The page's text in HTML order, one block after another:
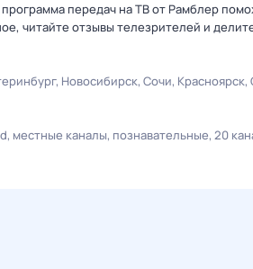
передач на ТВ от Рамблер
читайте отзывы телезрителей и
Новосибирск Сочи Красноярск
местные каналы познавательные 20